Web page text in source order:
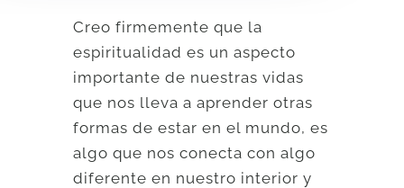
Creo firmemente que la
espiritualidad es un aspecto
importante de nuestras vidas
que nos lleva a aprender otras
formas de estar en el mundo, es
algo que nos conecta con algo
diferente en nuestro interior y